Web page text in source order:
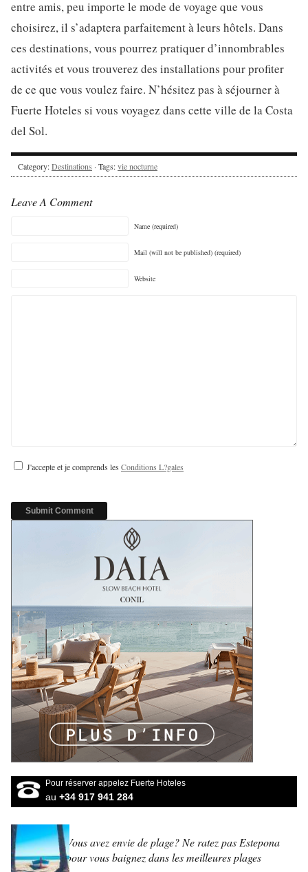
entre amis, peu importe le mode de voyage que vous
choisirez, il s’adaptera parfaitement à leurs hôtels. Dans
ces destinations, vous pourrez pratiquer d’innombrables
activités et vous trouverez des installations pour profiter
de ce que vous voulez faire. N’hésitez pas à séjourner à
Fuerte Hoteles si vous voyagez dans cette ville de la Costa
del Sol.
Category:Destinations · Tags:vie nocturne
Leave A Comment
Name (required)
Mail (will not be published) (required)
Website
J'accepte et je comprends les Conditions L?gales
Pour réserver appelez Fuerte Hoteles
au +34 917 941 284
Vous avez envie de plage? Ne ratez pas Estepona
pour vous baignez dans les meilleures plages